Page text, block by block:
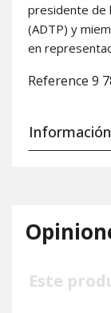
presidente de
(ADTP) y
en
Reference 9
Este